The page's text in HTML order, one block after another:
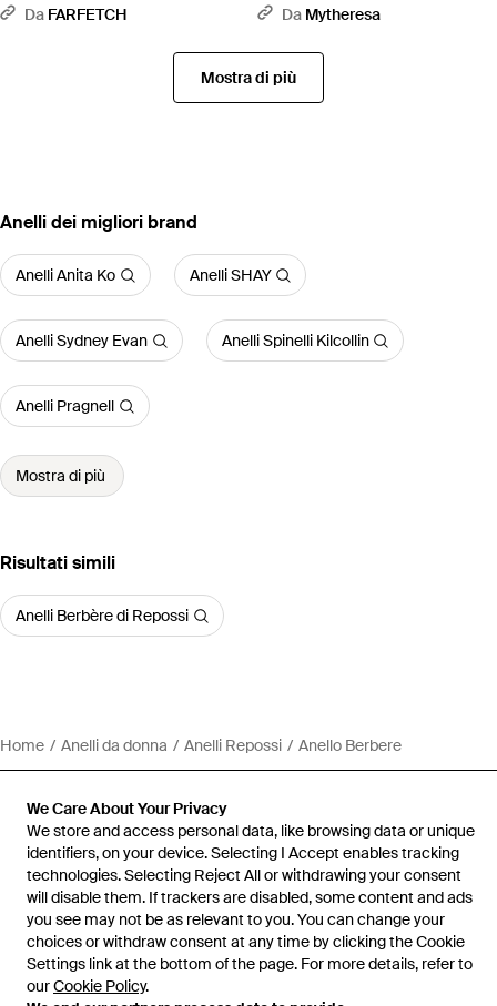
We Care About Your Privacy
We store and access personal data, like browsing data or unique
identifiers, on your device. Selecting I Accept enables tracking
technologies. Selecting Reject All or withdrawing your consent
will disable them. If trackers are disabled, some content and ads
you see may not be as relevant to you. You can change your
choices or withdraw consent at any time by clicking the Cookie
Settings link at the bottom of the page. For more details, refer to
ourCookie Policy.
Da FARFETCH
Da Mytheresa
Mostra di più
‪Anelli‬ dei migliori brand
Anelli Anita Ko Anelli SHAY
Anelli Sydney Evan Anelli Spinelli Kilcollin
Anelli Pragnell
Mostra di più
Risultati simili
Anelli Berbère di Repossi
Home Anelli da donna Anelli Repossi Anello Berbere
Assistenza e info